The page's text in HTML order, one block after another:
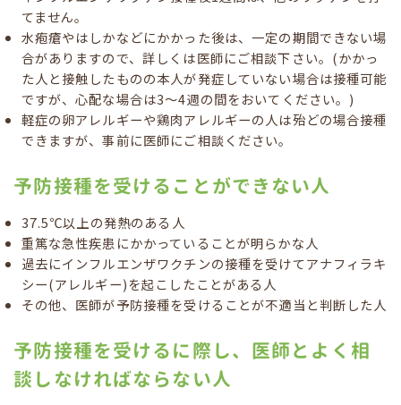
てません。
水疱瘡やはしかなどにかかった後は、一定の期間できない場
合がありますので、詳しくは医師にご相談下さい。(かかっ
た人と接触したものの本人が発症していない場合は接種可能
ですが、心配な場合は3～4週の間をおいてください。)
軽症の卵アレルギーや鶏肉アレルギーの人は殆どの場合接種
できますが、事前に医師にご相談ください。
予防接種を受けることができない人
37.5℃以上の発熱のある人
重篤な急性疾患にかかっていることが明らかな人
過去にインフルエンザワクチンの接種を受けてアナフィラキ
シー(アレルギー)を起こしたことがある人
その他、医師が予防接種を受けることが不適当と判断した人
予防接種を受けるに際し、医師とよく相
談しなければならない人